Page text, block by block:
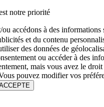
notre priorité
ou accédons à des
et du contenu
des données de
ou accéder à des
mais vous avez le
pouvez modifier vos